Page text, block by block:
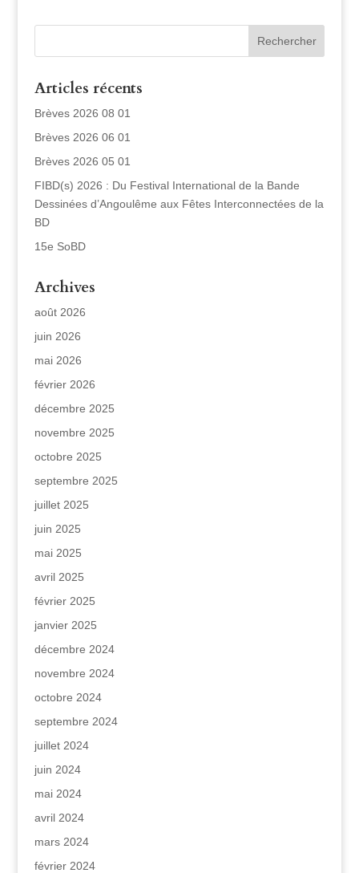
Articles récents
Brèves 2026 08 01
Brèves 2026 06 01
Brèves 2026 05 01
FIBD(s) 2026 : Du Festival International de la Bande
Dessinées d’Angoulême aux Fêtes Interconnectées de la
BD
15e SoBD
Archives
août 2026
juin 2026
mai 2026
février 2026
décembre 2025
novembre 2025
octobre 2025
septembre 2025
juillet 2025
juin 2025
mai 2025
avril 2025
février 2025
janvier 2025
décembre 2024
novembre 2024
octobre 2024
septembre 2024
juillet 2024
juin 2024
mai 2024
avril 2024
mars 2024
février 2024